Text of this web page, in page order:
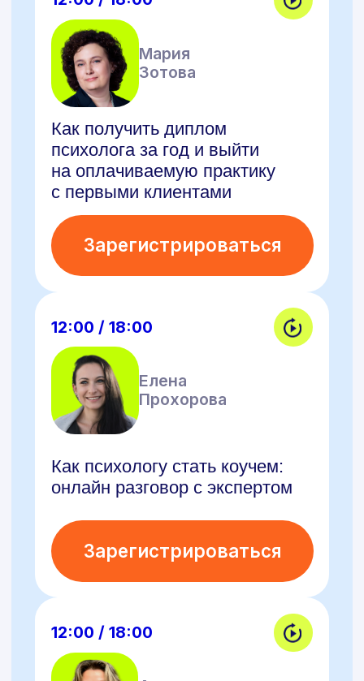
Как психологу стать коучем:
онлайн разговор с экспертом
Зарегистрироваться
12:00 / 18:00
Анастасия
Дедюхина
«У меня РПП»:
как психологу работать
с такими клиентами